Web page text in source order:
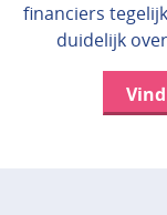
financiers
duidelijk